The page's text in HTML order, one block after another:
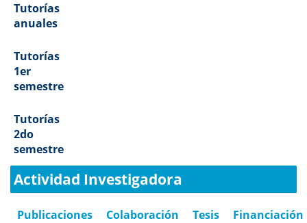
Tutorías
anuales
Tutorías
1er
semestre
Tutorías
2do
semestre
Actividad Investigadora
Publicaciones Colaboración Tesis Financiación